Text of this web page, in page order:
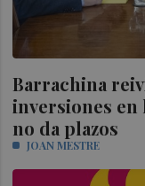
Barrachina
inversiones en
no da plazos
JOAN MESTRE